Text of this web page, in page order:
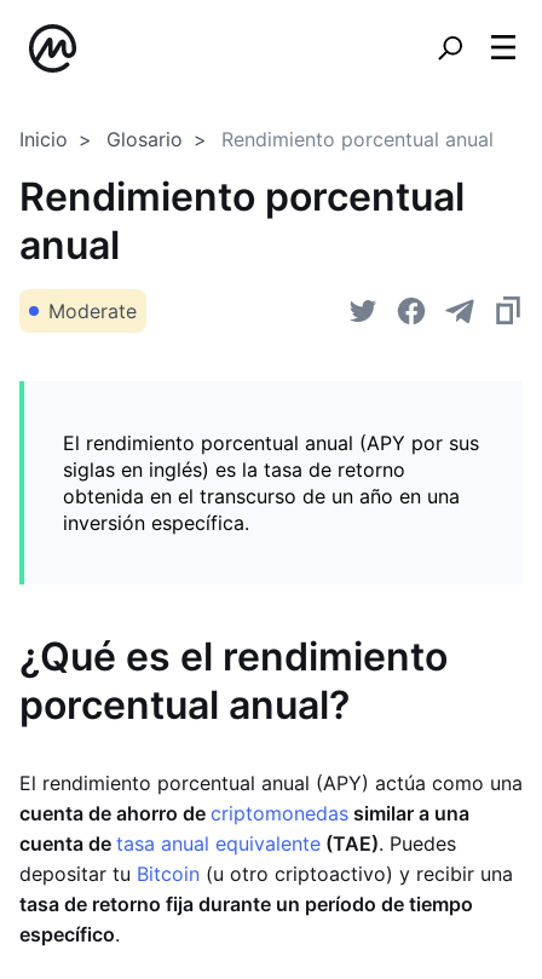
Inicio Glosario Rendimiento porcentual anual
Rendimiento porcentual
anual
Moderate
El rendimiento porcentual anual (APY por sus
siglas en inglés) es la tasa de retorno
obtenida en el transcurso de un año en una
inversión específica.
¿Qué es el rendimiento
porcentual anual?
El rendimiento porcentual anual (APY) actúa como una
cuenta de ahorro de criptomonedas similar a una
cuenta de tasa anual equivalente (TAE). Puedes
depositar tu Bitcoin (u otro criptoactivo) y recibir una
tasa de retorno fija durante un período de tiempo
específico.